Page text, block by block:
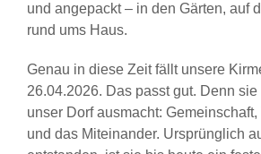
und angepackt – in den Gärten, auf
rund ums Haus.
Genau in diese Zeit fällt unsere
26.04.2026. Das passt gut. Denn
unser Dorf ausmacht:
und das Miteinander. Ursprünglich